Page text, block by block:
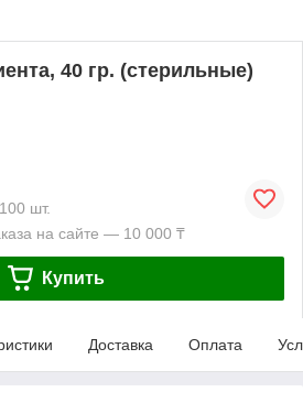
40 гр. (стерильные)
шт.
на сайте — 10 000 ₸
Купить
Доставка Оплата